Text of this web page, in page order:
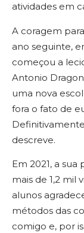
atividades em
A coragem
ano seguinte,
começou a
Antonio
uma nova
fora o fato de
descreve.
Em 2021, a
mais de 1,2 mil
alunos
métodos das
comigo e, por